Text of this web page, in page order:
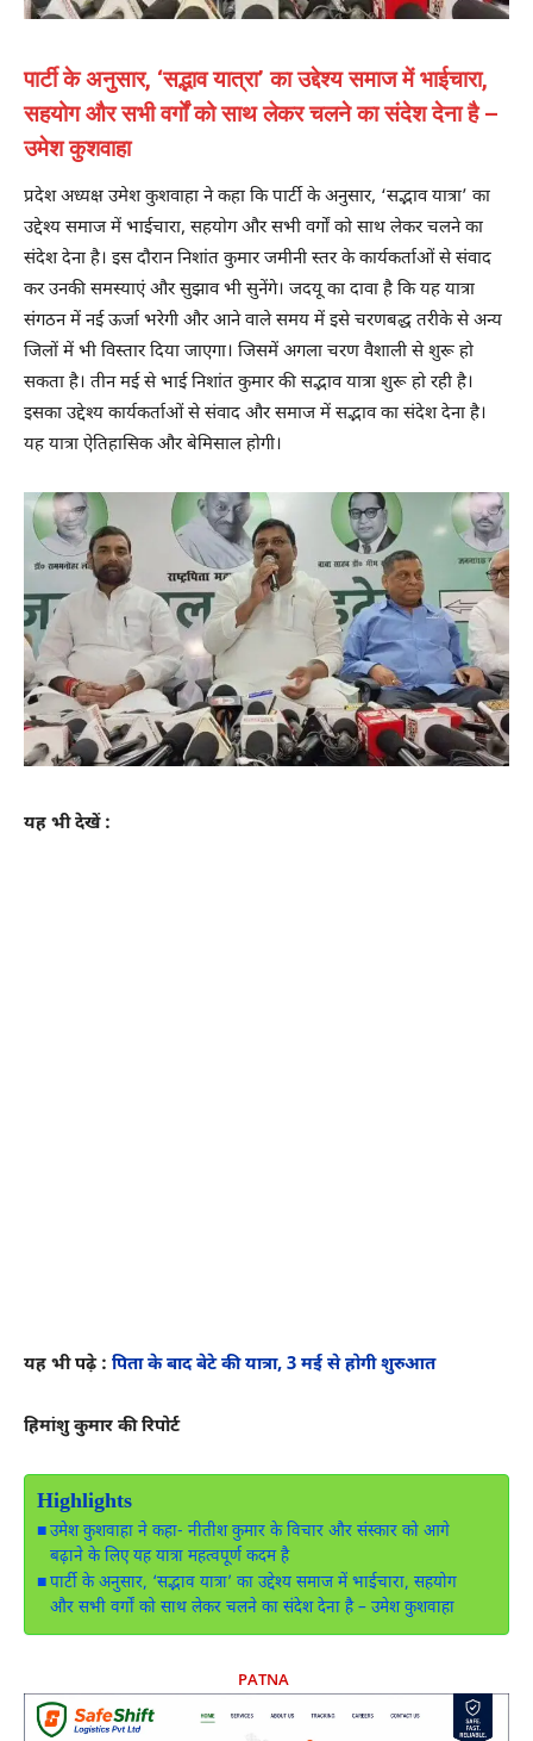
पार्टी के अनुसार, ‘सद्भाव यात्रा’ का उद्देश्य समाज में भाईचारा,
सहयोग और सभी वर्गों को साथ लेकर चलने का संदेश देना है –
उमेश कुशवाहा
प्रदेश अध्यक्ष उमेश कुशवाहा ने कहा कि पार्टी के अनुसार, ‘सद्भाव यात्रा’ का
उद्देश्य समाज में भाईचारा, सहयोग और सभी वर्गों को साथ लेकर चलने का
संदेश देना है। इस दौरान निशांत कुमार जमीनी स्तर के कार्यकर्ताओं से संवाद
कर उनकी समस्याएं और सुझाव भी सुनेंगे। जदयू का दावा है कि यह यात्रा
संगठन में नई ऊर्जा भरेगी और आने वाले समय में इसे चरणबद्ध तरीके से अन्य
जिलों में भी विस्तार दिया जाएगा। जिसमें अगला चरण वैशाली से शुरू हो
सकता है। तीन मई से भाई निशांत कुमार की सद्भाव यात्रा शुरू हो रही है।
इसका उद्देश्य कार्यकर्ताओं से संवाद और समाज में सद्भाव का संदेश देना है।
यह यात्रा ऐतिहासिक और बेमिसाल होगी।
यह भी देखें :
यह भी पढ़े : पिता के बाद बेटे की यात्रा, 3 मई से होगी शुरुआत
हिमांशु कुमार की रिपोर्ट
Highlights
उमेश कुशवाहा ने कहा- नीतीश कुमार के विचार और संस्कार को आगे
बढ़ाने के लिए यह यात्रा महत्वपूर्ण कदम है
पार्टी के अनुसार, ‘सद्भाव यात्रा’ का उद्देश्य समाज में भाईचारा, सहयोग
और सभी वर्गों को साथ लेकर चलने का संदेश देना है – उमेश कुशवाहा
PATNA